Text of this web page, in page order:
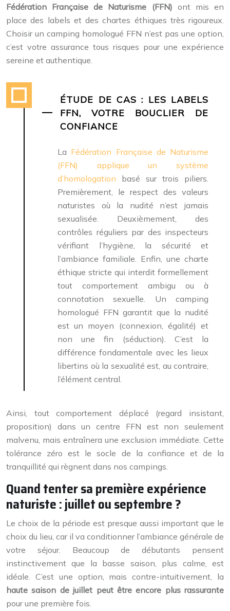
Fédération Française de Naturisme (FFN) ont mis en
place des labels et des chartes éthiques très rigoureux.
Choisir un camping homologué FFN n’est pas une option,
c’est votre assurance tous risques pour une expérience
sereine et authentique.
ÉTUDE DE CAS : LES LABELS
FFN, VOTRE BOUCLIER DE
CONFIANCE
La Fédération Française de Naturisme
(FFN) applique un système
d’homologation basé sur trois piliers.
Premièrement, le respect des valeurs
naturistes où la nudité n’est jamais
sexualisée. Deuxièmement, des
contrôles réguliers par des inspecteurs
vérifiant l’hygiène, la sécurité et
l’ambiance familiale. Enfin, une charte
éthique stricte qui interdit formellement
tout comportement ambigu ou à
connotation sexuelle. Un camping
homologué FFN garantit que la nudité
est un moyen (connexion, égalité) et
non une fin (séduction). C’est la
différence fondamentale avec les lieux
libertins où la sexualité est, au contraire,
l’élément central.
Ainsi, tout comportement déplacé (regard insistant,
proposition) dans un centre FFN est non seulement
malvenu, mais entraînera une exclusion immédiate. Cette
tolérance zéro est le socle de la confiance et de la
tranquillité qui règnent dans nos campings.
Quand tenter sa première expérience
naturiste : juillet ou septembre ?
Le choix de la période est presque aussi important que le
choix du lieu, car il va conditionner l’ambiance générale de
votre séjour. Beaucoup de débutants pensent
instinctivement que la basse saison, plus calme, est
idéale. C’est une option, mais contre-intuitivement, la
haute saison de juillet peut être encore plus rassurante
pour une première fois.